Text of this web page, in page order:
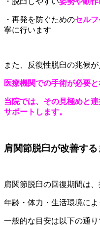
・再発を防ぐためのセル
寧に行います
また、反復性脱臼の兆候が
医療機関での手術が必要
当院では、その見極めと
サポートします。
肩関節脱臼が改善する
肩関節脱臼の回復期間は
年齢・体力・生活環境によ
一般的な目安は以下の通り